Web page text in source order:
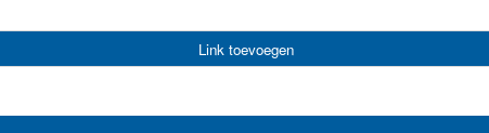
Link toevoegen